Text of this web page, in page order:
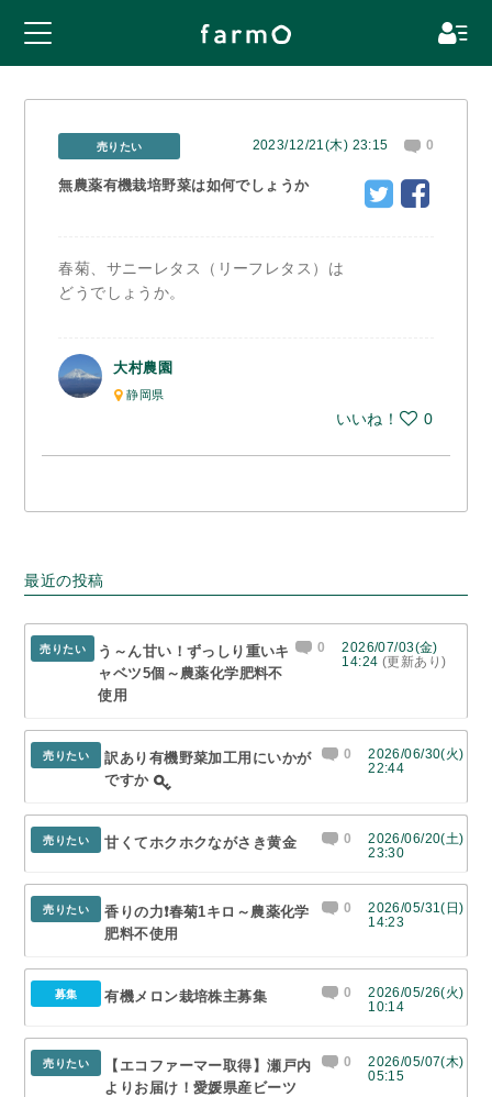
売りたい 2023/12/21(木) 23:15 0
無農薬有機栽培野菜は如何でしょうか
春菊、サニーレタス（リーフレタス）は
どうでしょうか。
大村農園
静岡県
いいね！ 0
最近の投稿
売りたい
う～ん甘い！ずっしり重いキ
ャベツ5個～農薬化学肥料不
使用
0
2026/07/03(金)
14:24 (更新あり)
売りたい
訳あり有機野菜加工用にいかが
ですか
0
2026/06/30(火)
22:44
売りたい 甘くてホクホクながさき黄金 0
2026/06/20(土)
23:30
売りたい
香りの力❗春菊1キロ～農薬化学
肥料不使用
0
2026/05/31(日)
14:23
募集 有機メロン栽培株主募集 0
2026/05/26(火)
10:14
売りたい
【エコファーマー取得】瀬戸内
よりお届け！愛媛県産ビーツ
0
2026/05/07(木)
05:15